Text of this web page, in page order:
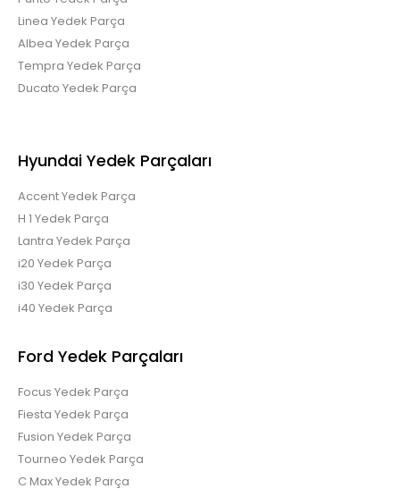
Linea Yedek Parça
Albea Yedek Parça
Tempra Yedek Parça
Ducato Yedek Parça
Hyundai Yedek Parçaları
Accent Yedek Parça
H 1 Yedek Parça
Lantra Yedek Parça
i20 Yedek Parça
i30 Yedek Parça
i40 Yedek Parça
Ford Yedek Parçaları
Focus Yedek Parça
Fiesta Yedek Parça
Fusion Yedek Parça
Tourneo Yedek Parça
C Max Yedek Parça